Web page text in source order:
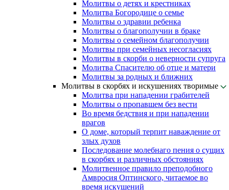
Молитвы о детях и крестниках
Молитва Богородице о семье
Молитвы о здравии ребенка
Молитвы о благополучии в браке
Молитвы о семейном благополучии
Молитвы при семейных несогласиях
Молитвы в скорби о неверности супруга
Молитва Спасителю об отце и матери
Молитвы за родных и ближних
Молитвы в скорбях и искушениях творимые
Молитва при нападении грабителей
Молитвы о пропавшем без вести
Во время бедствия и при нападении
врагов
О доме, который терпит наваждение от
злых духов
Последование молебнаго пения о сущих
в скорбях и различных обстояниях
Молитвенное правило преподобного
Амвросия Оптинского, читаемое во
время искушений